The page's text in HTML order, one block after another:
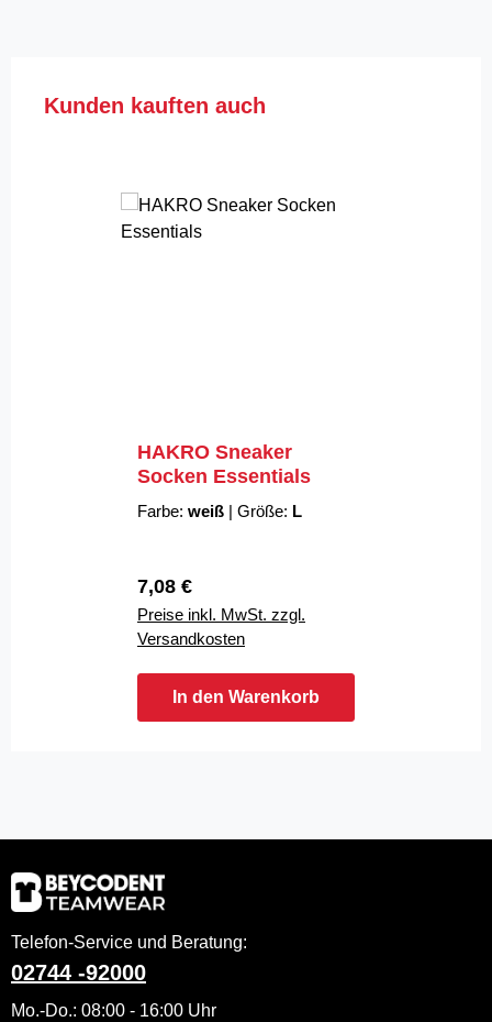
Produktgalerie überspringen
Kunden kauften auch
HAKRO Sneaker
Socken Essentials
Farbe: weiß | Größe: L
Regulärer Preis:
7,08 €
Preise inkl. MwSt. zzgl.
Versandkosten
In den Warenkorb
Telefon-Service und Beratung:
02744 -92000
Mo.-Do.: 08:00 - 16:00 Uhr